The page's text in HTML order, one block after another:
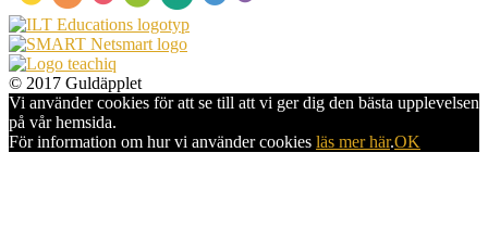
© 2017 Guldäpplet
Vi använder cookies för att se till att vi ger dig den bästa upplevelsen
på vår hemsida.
För information om hur vi använder cookies läs mer här.OK